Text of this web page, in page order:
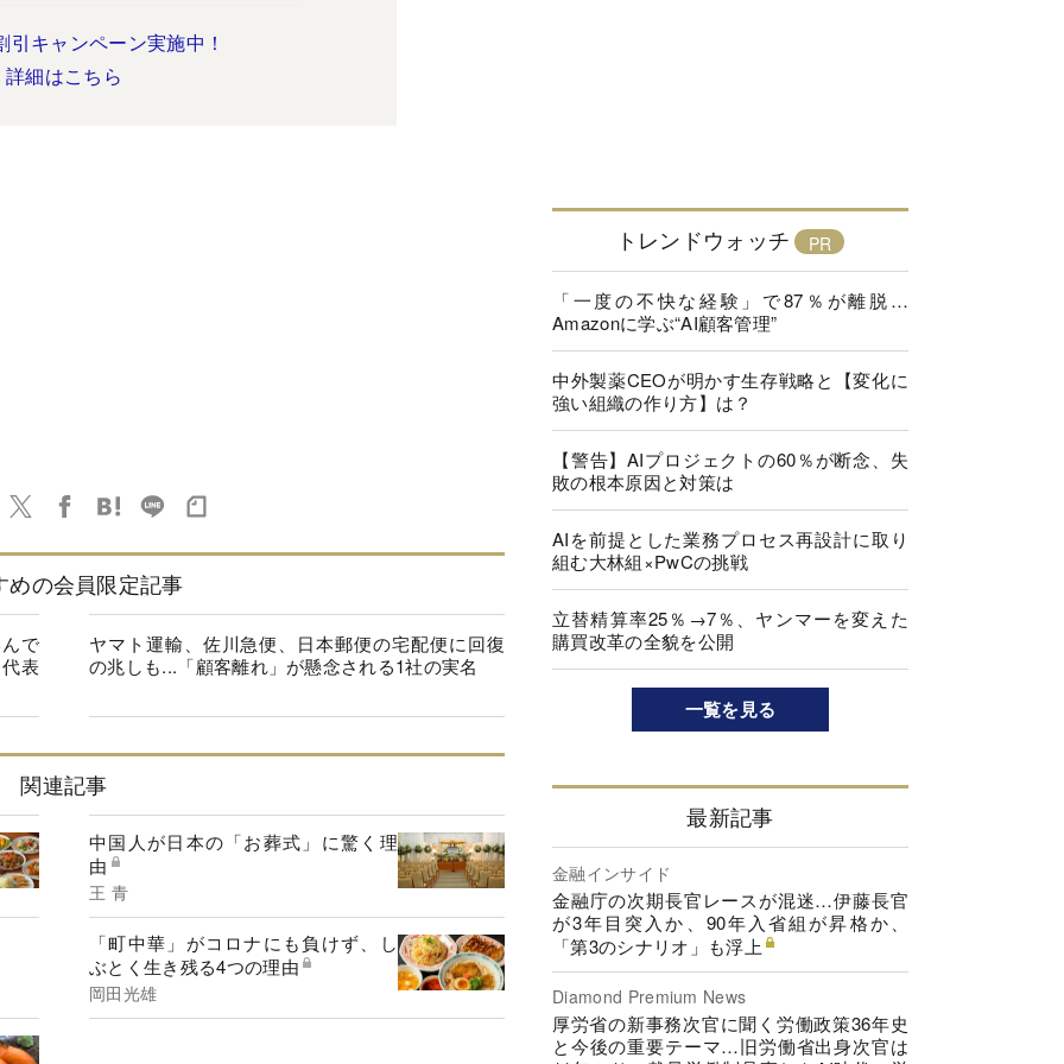
引キャンペーン実施中！
詳細はこちら
めの会員限定記事
で
表
ヤマト運輸、佐川急便、日本郵便の宅配便に回復
の兆しも...「顧客離れ」が懸念される1社の実名
関連記事
中国人が日本の「お葬式」に驚く理
由
王 青
「町中華」がコロナにも負けず、し
ぶとく生き残る4つの理由
岡田光雄
トレンドウォッチ
「一度の不快な経験」で87％が離脱…
Amazonに学ぶ“AI顧客管理”
中外製薬CEOが明かす生存戦略と【変化に
強い組織の作り方】は？
【警告】AIプロジェクトの60％が断念、失
敗の根本原因と対策は
AIを前提とした業務プロセス再設計に取り
組む大林組×PwCの挑戦
立替精算率25％→7％、ヤンマーを変えた
購買改革の全貌を公開
一覧を見る
最新記事
金融インサイド
金融庁の次期長官レースが混迷…伊藤長官
が3年目突入か、90年入省組が昇格か、
「第3のシナリオ」も浮上
Diamond Premium News
厚労省の新事務次官に聞く労働政策36年史
と今後の重要テーマ…旧労働省出身次官は